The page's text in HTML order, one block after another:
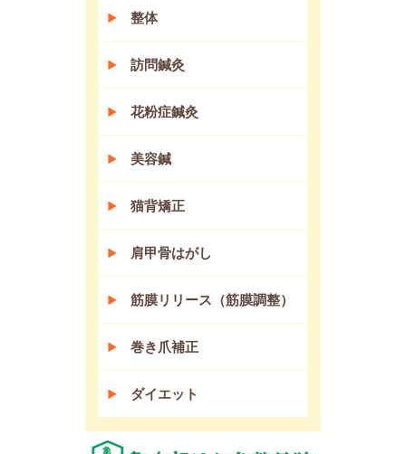
整体
訪問鍼灸
花粉症鍼灸
美容鍼
猫背矯正
肩甲骨はがし
筋膜リリース（筋膜調整）
巻き爪補正
ダイエット